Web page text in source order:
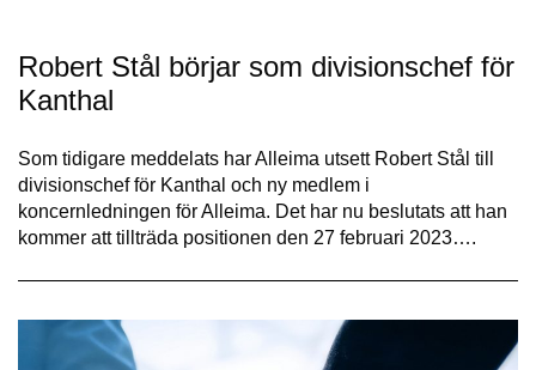
Robert Stål börjar som divisionschef för
Kanthal
Som tidigare meddelats har Alleima utsett Robert Stål till
divisionschef för Kanthal och ny medlem i
koncernledningen för Alleima. Det har nu beslutats att han
kommer att tillträda positionen den 27 februari 2023….